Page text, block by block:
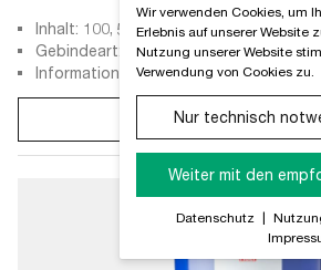
Inhalt: 100, 500, 250, 1.000 g
Gebindeart: Tube, Dose, Pinseldose
Information: Kupferpaste
Variante wählen
Wir verwenden Cookies, um
Erlebnis auf unserer Website
Nutzung unserer Website
Verwendung von Cookies zu.
Nur technisch
Weiter mit den
Datenschutz |